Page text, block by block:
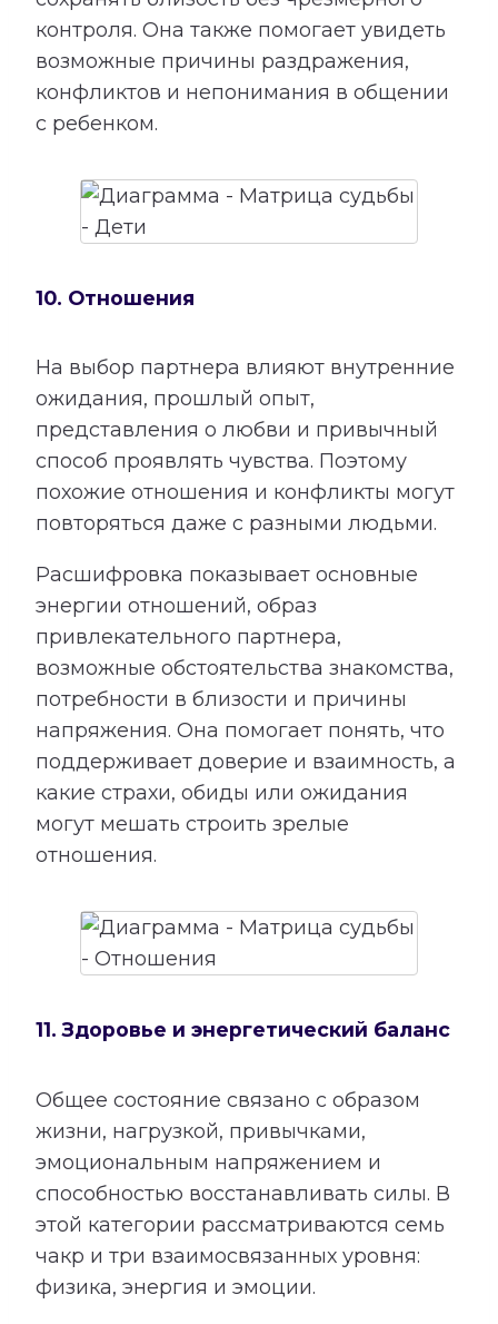
контроля. Она также помогает увидеть
возможные причины раздражения,
конфликтов и непонимания в общении
с ребенком.
10. Отношения
На выбор партнера влияют внутренние
ожидания, прошлый опыт,
представления о любви и привычный
способ проявлять чувства. Поэтому
похожие отношения и конфликты могут
повторяться даже с разными людьми.
Расшифровка показывает основные
энергии отношений, образ
привлекательного партнера,
возможные обстоятельства знакомства,
потребности в близости и причины
напряжения. Она помогает понять, что
поддерживает доверие и взаимность, а
какие страхи, обиды или ожидания
могут мешать строить зрелые
отношения.
11. Здоровье и энергетический баланс
Общее состояние связано с образом
жизни, нагрузкой, привычками,
эмоциональным напряжением и
способностью восстанавливать силы. В
этой категории рассматриваются семь
чакр и три взаимосвязанных уровня:
физика, энергия и эмоции.